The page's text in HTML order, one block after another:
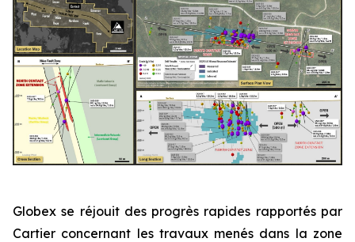
Globex se réjouit des progrès rapides rapportés par
Cartier concernant les travaux menés dans la zone